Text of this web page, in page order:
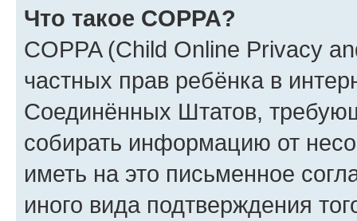
Что такое COPPA?
COPPA (Child Online Privacy
частных прав ребёнка в
Соединённых Штатов,
собирать информацию от
иметь на это письменное
иного вида подтверждения